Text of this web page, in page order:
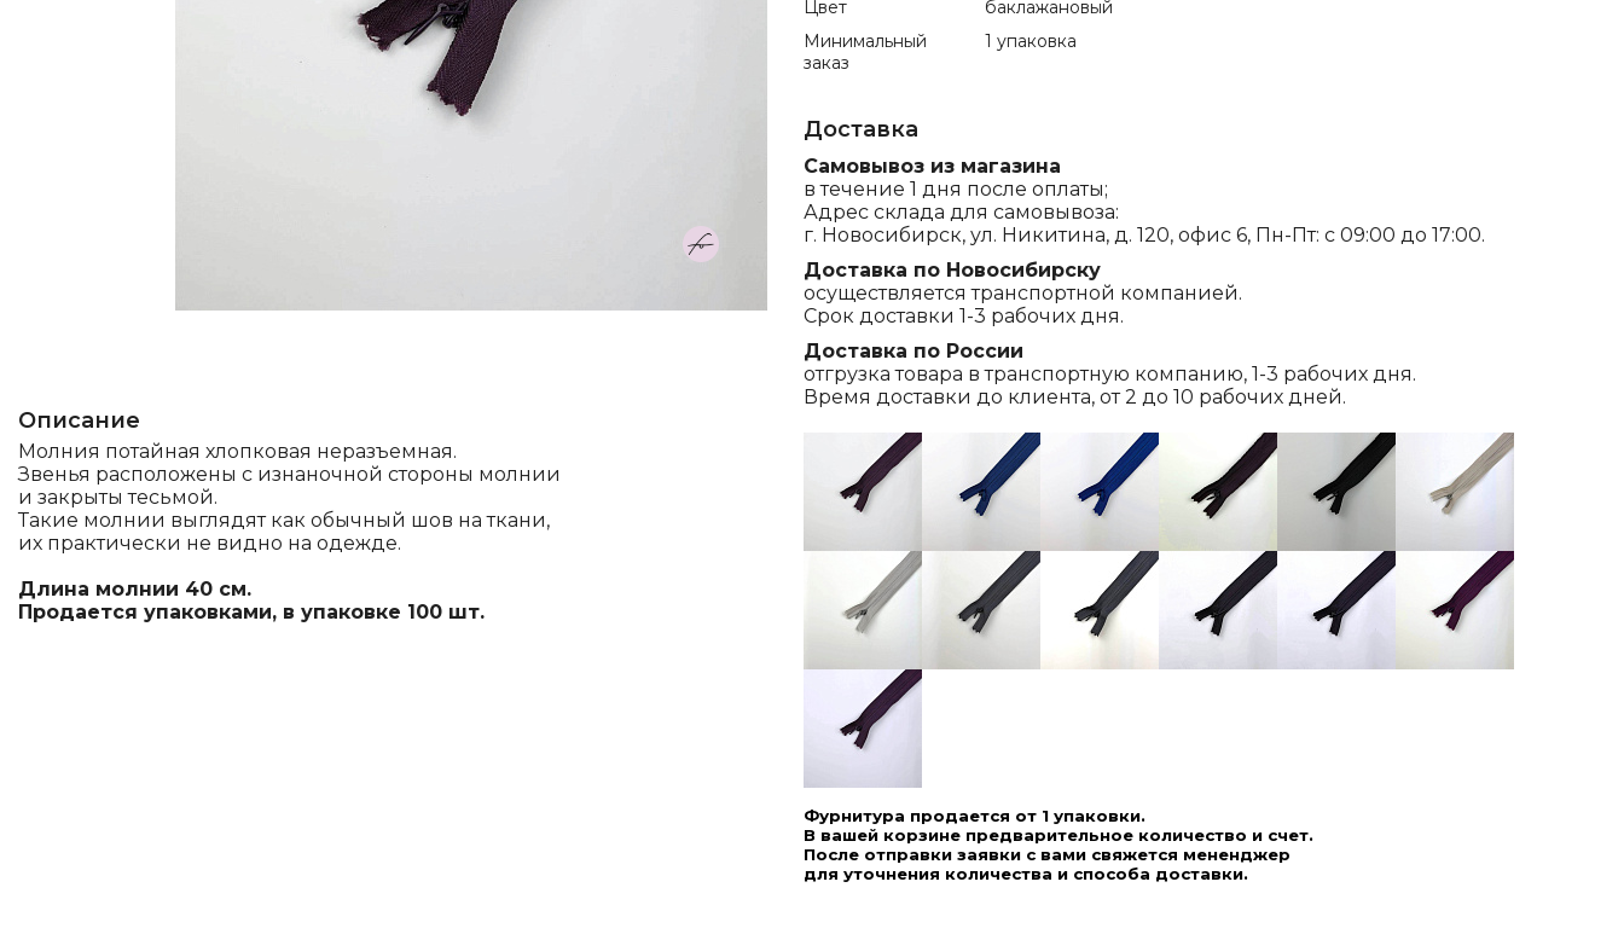
Описание
Молния потайная хлопковая неразъемная.
Звенья расположены с изнаночной стороны молнии
и закрыты тесьмой.
Такие молнии выглядят как обычный шов на ткани,
их практически не видно на одежде.
Длина молнии 40 см.
Продается упаковками, в упаковке 100 шт.
Цвет
баклажановый
Минимальный
заказ
1 упаковка
Доставка
Самовывоз из магазина
в течение 1 дня после оплаты;
Адрес склада для самовывоза:
г. Новосибирск, ул. Никитина, д. 120, офис 6, Пн-Пт: с 09:00 до 17:00.
Доставка по Новосибирску
осуществляется транспортной компанией.
Срок доставки 1-3 рабочих дня.
Доставка по России
отгрузка товара в транспортную компанию, 1-3 рабочих дня.
Время доставки до клиента, от 2 до 10 рабочих дней.
Фурнитура продается от 1 упаковки.
В вашей корзине предварительное количество и счет.
После отправки заявки с вами свяжется мененджер
для уточнения количества и способа доставки.